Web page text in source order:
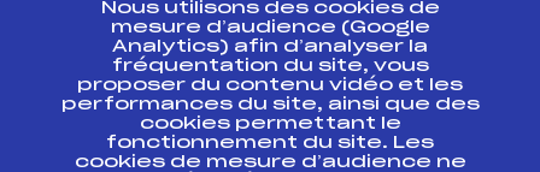
Ressources
Pass’Neige
Projet sportif fédéral
Projet de performance fédéral
Nous utilisons des cookies de
mesure d’audience (Google
Analytics) afin d’analyser la
fréquentation du site, vous
proposer du contenu vidéo et les
performances du site, ainsi que des
cookies permettant le
fonctionnement du site. Les
cookies de mesure d’audience ne